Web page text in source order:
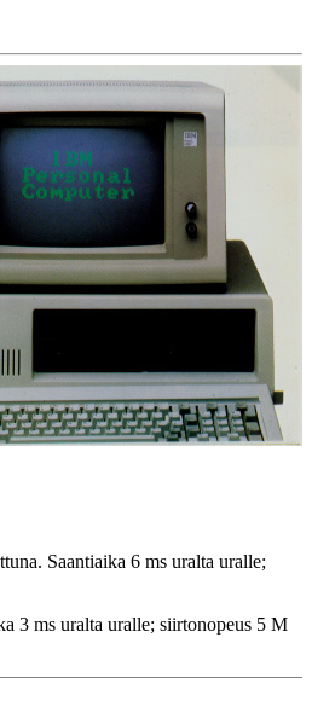
Saantiaika 6 ms uralta uralle;
3 ms uralta uralle; siirtonopeus 5 M